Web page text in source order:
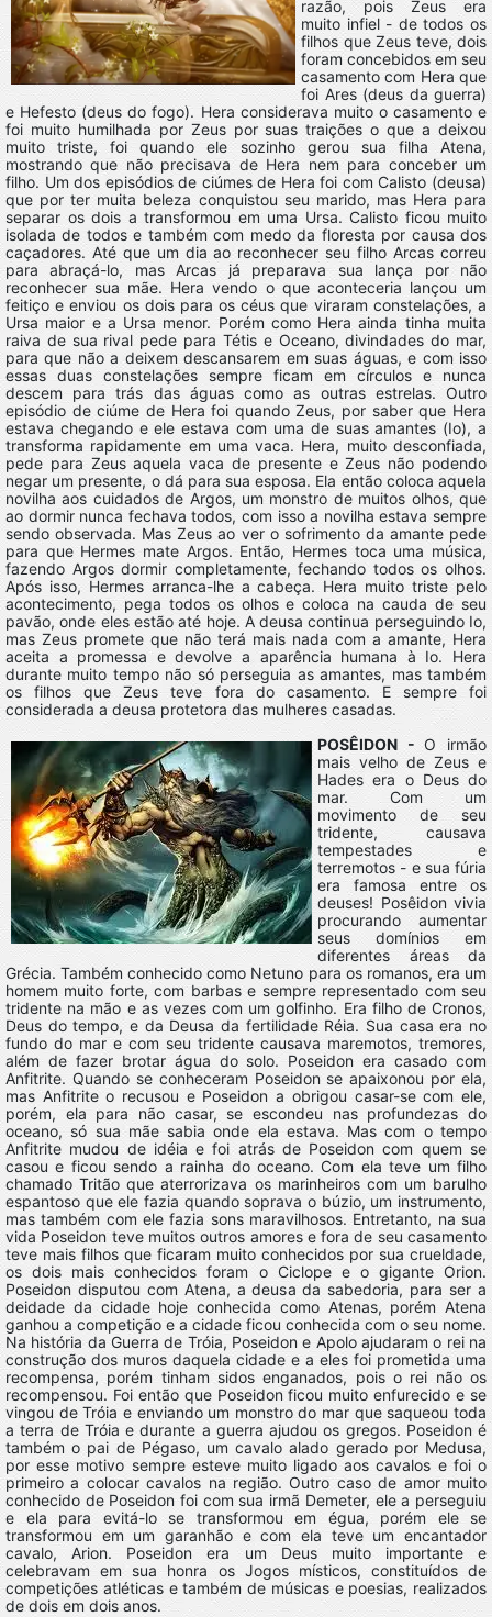
razão, pois Zeus era
muito infiel - de todos os
filhos que Zeus teve, dois
foram concebidos em seu
casamento com Hera que
foi Ares (deus da guerra)
e Hefesto (deus do fogo). Hera considerava muito o casamento e
foi muito humilhada por Zeus por suas traições o que a deixou
muito triste, foi quando ele sozinho gerou sua filha Atena,
mostrando que não precisava de Hera nem para conceber um
filho. Um dos episódios de ciúmes de Hera foi com Calisto (deusa)
que por ter muita beleza conquistou seu marido, mas Hera para
separar os dois a transformou em uma Ursa. Calisto ficou muito
isolada de todos e também com medo da floresta por causa dos
caçadores. Até que um dia ao reconhecer seu filho Arcas correu
para abraçá-lo, mas Arcas já preparava sua lança por não
reconhecer sua mãe. Hera vendo o que aconteceria lançou um
feitiço e enviou os dois para os céus que viraram constelações, a
Ursa maior e a Ursa menor. Porém como Hera ainda tinha muita
raiva de sua rival pede para Tétis e Oceano, divindades do mar,
para que não a deixem descansarem em suas águas, e com isso
essas duas constelações sempre ficam em círculos e nunca
descem para trás das águas como as outras estrelas. Outro
episódio de ciúme de Hera foi quando Zeus, por saber que Hera
estava chegando e ele estava com uma de suas amantes (Io), a
transforma rapidamente em uma vaca. Hera, muito desconfiada,
pede para Zeus aquela vaca de presente e Zeus não podendo
negar um presente, o dá para sua esposa. Ela então coloca aquela
novilha aos cuidados de Argos, um monstro de muitos olhos, que
ao dormir nunca fechava todos, com isso a novilha estava sempre
sendo observada. Mas Zeus ao ver o sofrimento da amante pede
para que Hermes mate Argos. Então, Hermes toca uma música,
fazendo Argos dormir completamente, fechando todos os olhos.
Após isso, Hermes arranca-lhe a cabeça. Hera muito triste pelo
acontecimento, pega todos os olhos e coloca na cauda de seu
pavão, onde eles estão até hoje. A deusa continua perseguindo Io,
mas Zeus promete que não terá mais nada com a amante, Hera
aceita a promessa e devolve a aparência humana à Io. Hera
durante muito tempo não só perseguia as amantes, mas também
os filhos que Zeus teve fora do casamento. E sempre foi
considerada a deusa protetora das mulheres casadas.
POSÊIDON -O irmão
mais velho de Zeus e
Hades era o Deus do
mar. Com um
movimento de seu
tridente, causava
tempestades e
terremotos - e sua fúria
era famosa entre os
deuses! Posêidon vivia
procurando aumentar
seus domínios em
diferentes áreas da
Grécia. Também conhecido como Netuno para os romanos, era um
homem muito forte, com barbas e sempre representado com seu
tridente na mão e as vezes com um golfinho. Era filho de Cronos,
Deus do tempo, e da Deusa da fertilidade Réia. Sua casa era no
fundo do mar e com seu tridente causava maremotos, tremores,
além de fazer brotar água do solo. Poseidon era casado com
Anfitrite. Quando se conheceram Poseidon se apaixonou por ela,
mas Anfitrite o recusou e Poseidon a obrigou casar-se com ele,
porém, ela para não casar, se escondeu nas profundezas do
oceano, só sua mãe sabia onde ela estava. Mas com o tempo
Anfitrite mudou de idéia e foi atrás de Poseidon com quem se
casou e ficou sendo a rainha do oceano. Com ela teve um filho
chamado Tritão que aterrorizava os marinheiros com um barulho
espantoso que ele fazia quando soprava o búzio, um instrumento,
mas também com ele fazia sons maravilhosos. Entretanto, na sua
vida Poseidon teve muitos outros amores e fora de seu casamento
teve mais filhos que ficaram muito conhecidos por sua crueldade,
os dois mais conhecidos foram o Ciclope e o gigante Orion.
Poseidon disputou com Atena, a deusa da sabedoria, para ser a
deidade da cidade hoje conhecida como Atenas, porém Atena
ganhou a competição e a cidade ficou conhecida com o seu nome.
Na história da Guerra de Tróia, Poseidon e Apolo ajudaram o rei na
construção dos muros daquela cidade e a eles foi prometida uma
recompensa, porém tinham sidos enganados, pois o rei não os
recompensou. Foi então que Poseidon ficou muito enfurecido e se
vingou de Tróia e enviando um monstro do mar que saqueou toda
a terra de Tróia e durante a guerra ajudou os gregos. Poseidon é
também o pai de Pégaso, um cavalo alado gerado por Medusa,
por esse motivo sempre esteve muito ligado aos cavalos e foi o
primeiro a colocar cavalos na região. Outro caso de amor muito
conhecido de Poseidon foi com sua irmã Demeter, ele a perseguiu
e ela para evitá-lo se transformou em égua, porém ele se
transformou em um garanhão e com ela teve um encantador
cavalo, Arion. Poseidon era um Deus muito importante e
celebravam em sua honra os Jogos místicos, constituídos de
competições atléticas e também de músicas e poesias, realizados
de dois em dois anos.